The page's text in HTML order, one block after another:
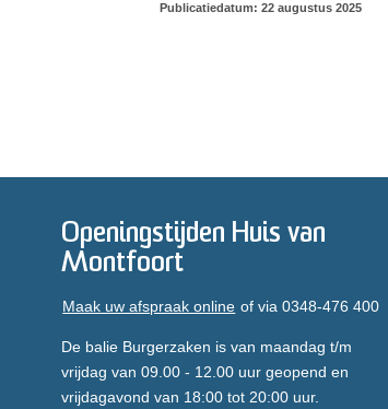
Publicatiedatum: 22 augustus 2025
Openingstijden Huis van
Montfoort
Maak uw afspraak online of via 0348-476 400
De balie Burgerzaken is van maandag t/m
vrijdag van 09.00 - 12.00 uur geopend en
vrijdagavond van 18:00 tot 20:00 uur.